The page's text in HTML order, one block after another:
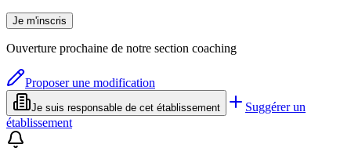
Je m'inscris
Ouverture prochaine de notre section coaching
Proposer une modification
Je suis responsable de cet établissement
Suggérer un
établissement